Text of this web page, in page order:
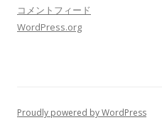
コメントフィード
WordPress.org
Proudly powered by WordPress